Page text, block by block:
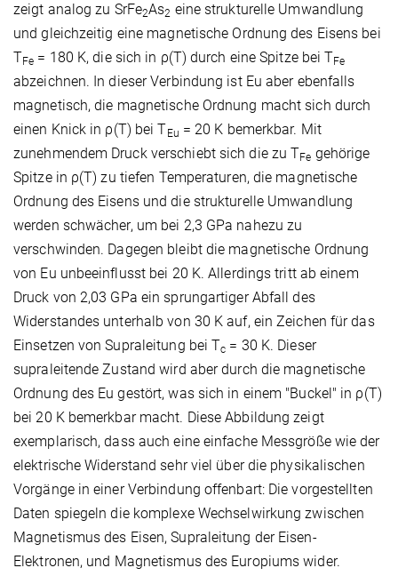
zeigt analog zu SrFe2As2 eine strukturelle Umwandlung
und gleichzeitig eine magnetische Ordnung des Eisens bei
TFe = 180 K, die sich in ρ(T) durch eine Spitze bei TFe
abzeichnen. In dieser Verbindung ist Eu aber ebenfalls
magnetisch, die magnetische Ordnung macht sich durch
einen Knick in ρ(T) bei TEu = 20 K bemerkbar. Mit
zunehmendem Druck verschiebt sich die zu TFe gehörige
Spitze in ρ(T) zu tiefen Temperaturen, die magnetische
Ordnung des Eisens und die strukturelle Umwandlung
werden schwächer, um bei 2,3 GPa nahezu zu
verschwinden. Dagegen bleibt die magnetische Ordnung
von Eu unbeeinflusst bei 20 K. Allerdings tritt ab einem
Druck von 2,03 GPa ein sprungartiger Abfall des
Widerstandes unterhalb von 30 K auf, ein Zeichen für das
Einsetzen von Supraleitung bei Tc = 30 K. Dieser
supraleitende Zustand wird aber durch die magnetische
Ordnung des Eu gestört, was sich in einem "Buckel" in ρ(T)
bei 20 K bemerkbar macht. Diese Abbildung zeigt
exemplarisch, dass auch eine einfache Messgröße wie der
elektrische Widerstand sehr viel über die physikalischen
Vorgänge in einer Verbindung offenbart: Die vorgestellten
Daten spiegeln die komplexe Wechselwirkung zwischen
Magnetismus des Eisen, Supraleitung der Eisen-
Elektronen, und Magnetismus des Europiums wider.